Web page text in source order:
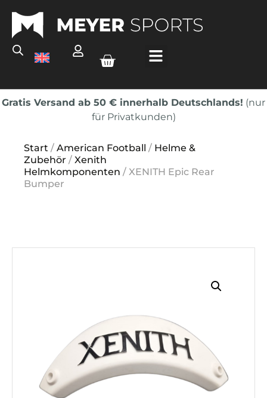
Gratis Versand ab 50 € innerhalb Deutschlands! (nur
für Privatkunden)
Start / American Football / Helme &
Zubehör / Xenith
Helmkomponenten / XENITH Epic Rear
Bumper